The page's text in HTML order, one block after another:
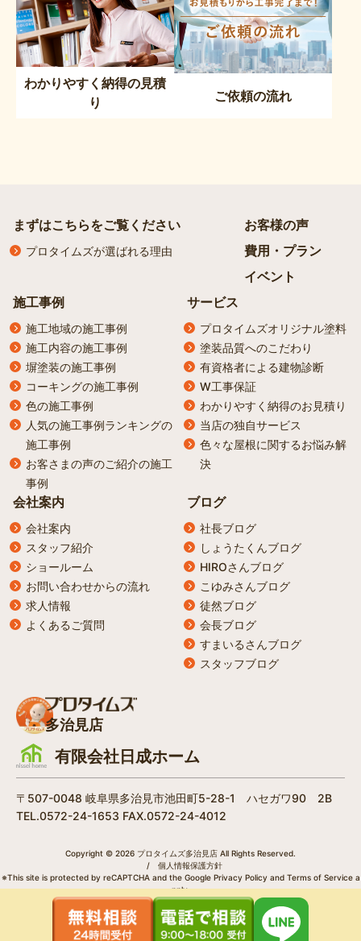
わかりやすく納得の見積
り
ご依頼の流れ
まずはこちらをご覧ください
プロタイムズが選ばれる理由
お客様の声
費用・プラン
イベント
施工事例
施工地域の施工事例
施工内容の施工事例
塀塗装の施工事例
コーキングの施工事例
色の施工事例
人気の施工事例ランキングの
施工事例
お客さまの声のご紹介の施工
事例
サービス
プロタイムズオリジナル塗料
塗装品質へのこだわり
有資格者による建物診断
W工事保証
わかりやすく納得のお見積り
当店の独自サービス
色々な屋根に関するお悩み解
決
会社案内
会社案内
スタッフ紹介
ショールーム
お問い合わせからの流れ
求人情報
よくあるご質問
ブログ
社長ブログ
しょうたくんブログ
HIROさんブログ
こゆみさんブログ
徒然ブログ
会長ブログ
すまいるさんブログ
スタッフブログ
多治見店
有限会社日成ホーム
〒507-0048 岐阜県多治見市池田町5-28-1 ハセガワ90 2B
TEL.0572-24-1653 FAX.0572-24-4012
Copyright © 2026 プロタイムズ多治見店 All Rights Reserved.
/
個人情報保護方針
※This site is protected by reCAPTCHA and the Google Privacy Policyand Terms of Servicea
pply.